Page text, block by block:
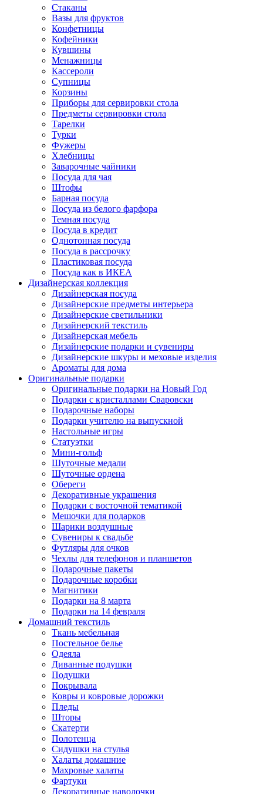
Стаканы
Вазы для фруктов
Конфетницы
Кофейники
Кувшины
Менажницы
Кассероли
Супницы
Корзины
Приборы для сервировки стола
Предметы сервировки стола
Тарелки
Турки
Фужеры
Хлебницы
Заварочные чайники
Посуда для чая
Штофы
Барная посуда
Посуда из белого фарфора
Темная посуда
Посуда в кредит
Однотонная посуда
Посуда в рассрочку
Пластиковая посуда
Посуда как в ИКЕА
Дизайнерская коллекция
Дизайнерская посуда
Дизайнерские предметы интерьера
Дизайнерские светильники
Дизайнерский текстиль
Дизайнерская мебель
Дизайнерские подарки и сувениры
Дизайнерские шкуры и меховые изделия
Ароматы для дома
Оригинальные подарки
Оригинальные подарки на Новый Год
Подарки с кристаллами Сваровски
Подарочные наборы
Подарки учителю на выпускной
Настольные игры
Статуэтки
Мини-гольф
Шуточные медали
Шуточные ордена
Обереги
Декоративные украшения
Подарки с восточной тематикой
Мешочки для подарков
Шарики воздушные
Сувениры к свадьбе
Футляры для очков
Чехлы для телефонов и планшетов
Подарочные пакеты
Подарочные коробки
Магнитики
Подарки на 8 марта
Подарки на 14 февраля
Домашний текстиль
Ткань мебельная
Постельное белье
Одеяла
Диванные подушки
Подушки
Покрывала
Ковры и ковровые дорожки
Пледы
Шторы
Скатерти
Полотенца
Сидушки на стулья
Халаты домашние
Махровые халаты
Фартуки
Декоративные наволочки